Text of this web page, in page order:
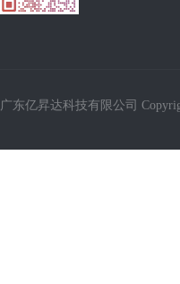
广东亿昇达科技有限公司